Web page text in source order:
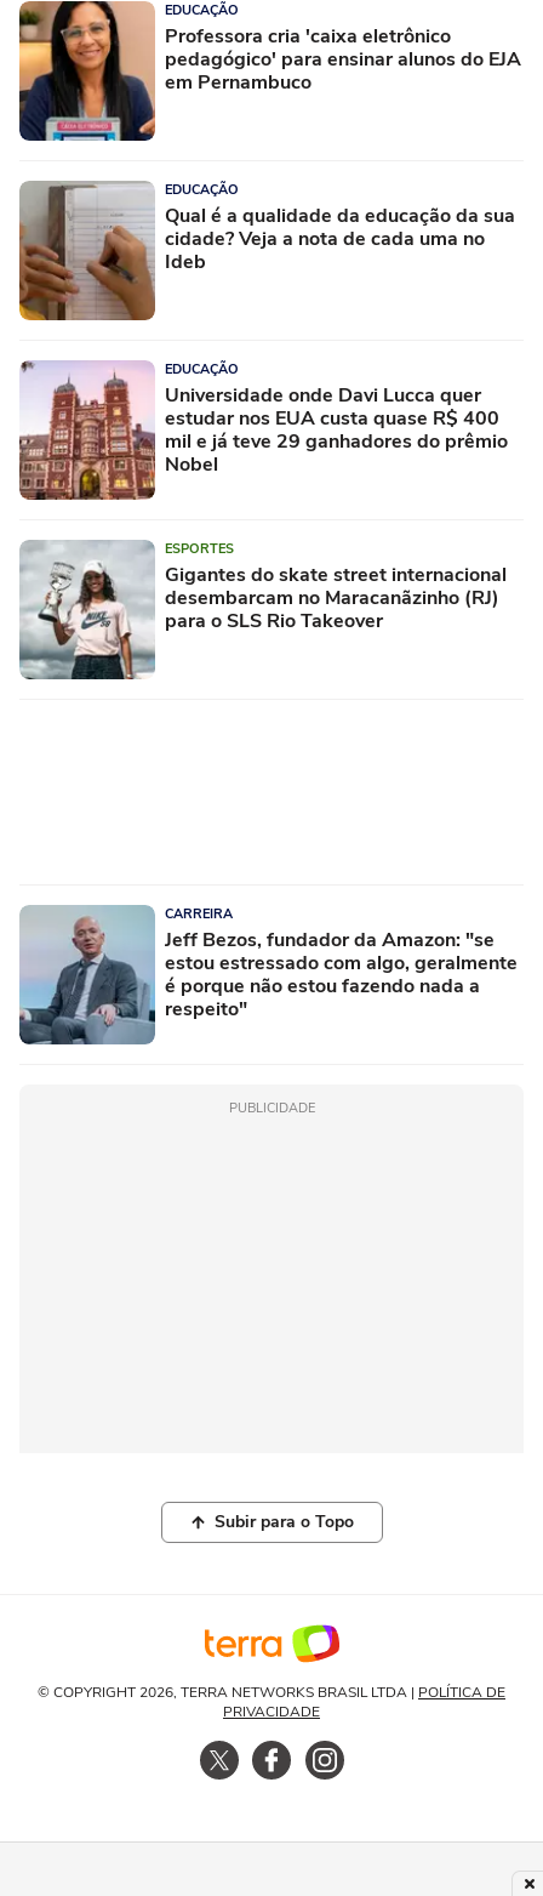
EDUCAÇÃO
Professora cria 'caixa eletrônico
pedagógico' para ensinar alunos do EJA
em Pernambuco
EDUCAÇÃO
Qual é a qualidade da educação da sua
cidade? Veja a nota de cada uma no
Ideb
EDUCAÇÃO
Universidade onde Davi Lucca quer
estudar nos EUA custa quase R$ 400
mil e já teve 29 ganhadores do prêmio
Nobel
ESPORTES
Gigantes do skate street internacional
desembarcam no Maracanãzinho (RJ)
para o SLS Rio Takeover
CARREIRA
Jeff Bezos, fundador da Amazon: "se
estou estressado com algo, geralmente
é porque não estou fazendo nada a
respeito"
PUBLICIDADE
Subir para o Topo
© COPYRIGHT 2026, TERRA NETWORKS BRASIL LTDA | POLÍTICA DE
PRIVACIDADE